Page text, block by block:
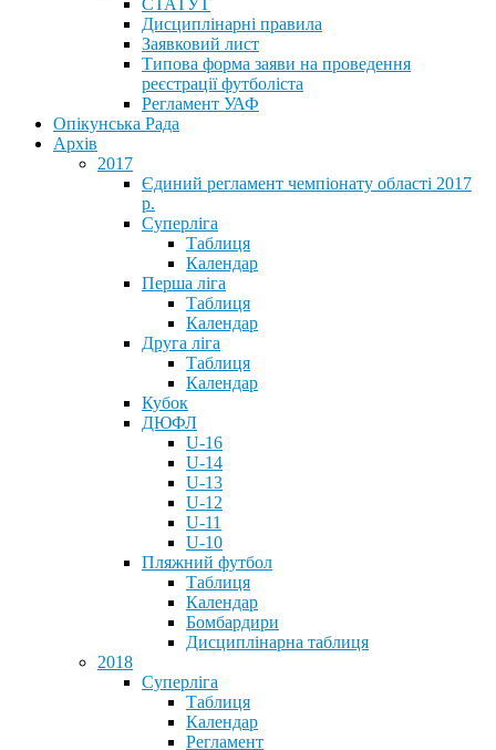
СТАТУТ
Дисциплінарні правила
Заявковий лист
Типова форма заяви на проведення
реєстрації футболіста
Регламент УАФ
Опікунська Рада
Архів
2017
Єдиний регламент чемпіонату області 2017
р.
Суперліга
Таблиця
Календар
Перша ліга
Таблиця
Календар
Друга ліга
Таблиця
Календар
Кубок
ДЮФЛ
U-16
U-14
U-13
U-12
U-11
U-10
Пляжний футбол
Таблиця
Календар
Бомбардири
Дисциплінарна таблиця
2018
Суперліга
Таблиця
Календар
Регламент